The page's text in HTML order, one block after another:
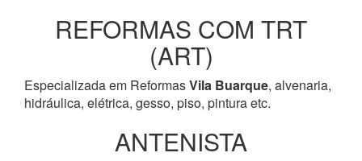
REFORMAS COM TRT
(ART)
Especializada em ReformasVila Buarque, alvenaria,
hidráulica, elétrica, gesso, piso, pintura etc.
ANTENISTA